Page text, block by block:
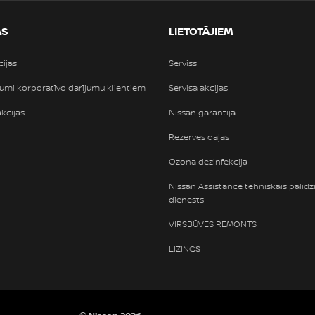
korporatīvo darījumu klientiem
LIETOTĀJIEM
Serviss
Servisa akcijas
Nissan garantija
Rezerves daļas
Ozona dezinfekcija
Nissan Assistance tehniskais
dienests
VIRSBŪVES REMONTS
LĪZINGS